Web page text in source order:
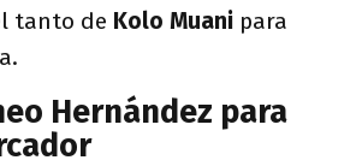
tanto de Kolo Muani para
Hernández para